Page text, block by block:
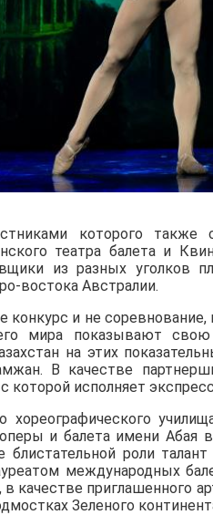
которого
театра балета и
из разных уголков
востока Австралии.
конкурс и не
мира показывают свою
на этих
В качестве
которой исполняет
хореографического
и балета имени Абая
блистательной роли
международных
в качестве приглашенного
Зеленого